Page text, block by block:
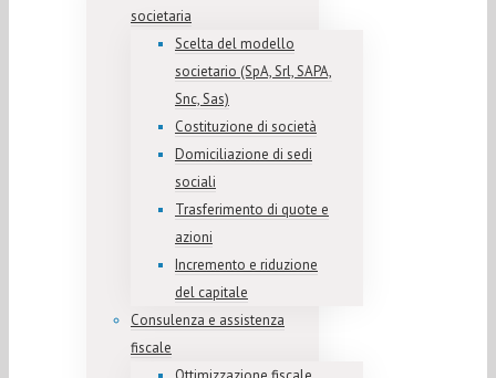
societaria
Scelta del modello
societario (SpA, Srl, SAPA,
Snc, Sas)
Costituzione di società
Domiciliazione di sedi
sociali
Trasferimento di quote e
azioni
Incremento e riduzione
del capitale
Consulenza e assistenza
fiscale